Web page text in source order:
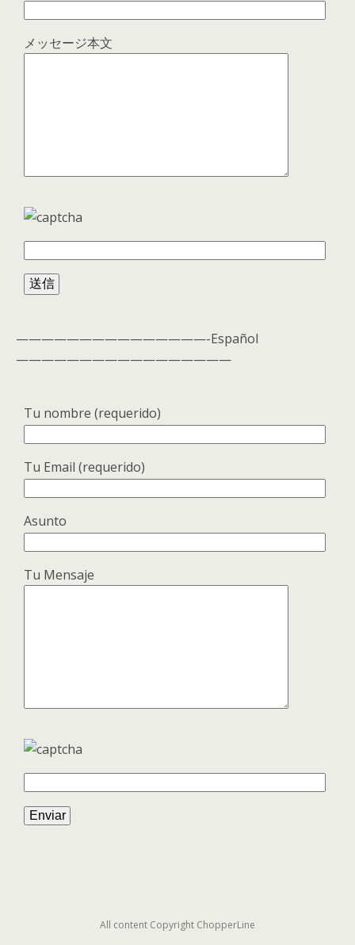
メッセージ本文
———————————————-Español
—————————————————
Tu nombre (requerido)
Tu Email (requerido)
Asunto
Tu Mensaje
All content Copyright ChopperLine